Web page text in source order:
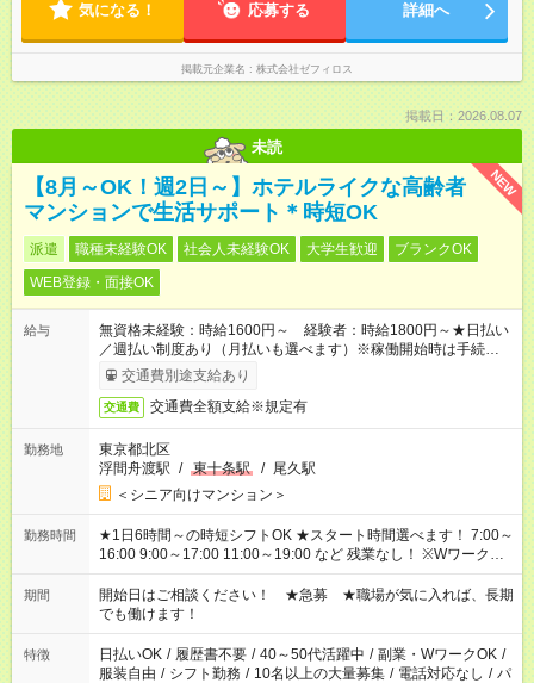
気になる！ 応募する 詳細へ
掲載元企業名 株式会社ゼフィロス
掲載日：2026.08.07
未読
NEW
【8月～OK！週2日～】ホテルライクな高齢者
マンションで生活サポート＊時短OK
派遣 職種未経験OK 社会人未経験OK 大学生歓迎
ブランクOK
WEB登録・面接OK
給与
無資格未経験：時給1600円～ 経験者：時給1800円～★日払い
／週払い制度あり（月払いも選べます）※稼働開始時は手続き完
了次第のお支払いとなります。
交通費別途支給あり
交通費 交通費全額支給※規定有
勤務地
東京都北区
浮間舟渡駅 / 東十条駅 / 尾久駅
＜シニア向けマンション＞
勤務時間
★1日6時間～の時短シフトOK ★スタート時間選べます！ 7:00～
16:00 9:00～17:00 11:00～19:00 など 残業なし！ ※Wワークの
場合、他のお仕事と合わせ週40時間超の就業はご案内できませ
ん ※法令に基づき、週20時間以上勤務は社会保険への加入対象
となります ※労働者派遣法（日雇い派遣の原則禁止）により、
短時間・短期間の就業はご案内が難しい場合があります
期間
開始日はご相談ください！ ★急募 ★職場が気に入れば、長期
でも働けます！
特徴 日払いOK / 履歴書不要 / 40～50代活躍中 / 副業・WワークOK /
服装自由 / シフト勤務 / 10名以上の大量募集 / 電話対応なし / パ